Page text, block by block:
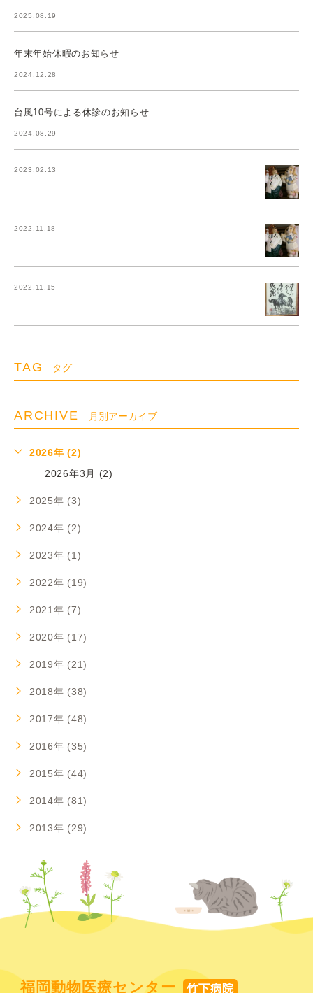
2025.08.19
年末年始休暇のお知らせ
2024.12.28
台風10号による休診のお知らせ
2024.08.29
2023.02.13
2022.11.18
2022.11.15
TAG タグ
ARCHIVE 月別アーカイブ
2026年 (2)
2026年3月 (2)
2025年 (3)
2024年 (2)
2023年 (1)
2022年 (19)
2021年 (7)
2020年 (17)
2019年 (21)
2018年 (38)
2017年 (48)
2016年 (35)
2015年 (44)
2014年 (81)
2013年 (29)
福岡動物医療センター 竹下病院